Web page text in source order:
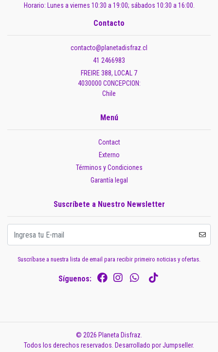
Horario: Lunes a viernes 10:30 a 19:00; sábados 10:30 a 16:00.
Contacto
contacto@planetadisfraz.cl
41 2466983
FREIRE 388, LOCAL 7
4030000 CONCEPCION:
Chile
Menú
Contact
Externo
Términos y Condiciones
Garantía legal
Suscríbete a Nuestro Newsletter
Suscríbase a nuestra lista de email para recibir primeiro noticias y ofertas.
Síguenos:
© 2026 Planeta Disfraz.
Todos los derechos reservados. Desarrollado por Jumpseller.